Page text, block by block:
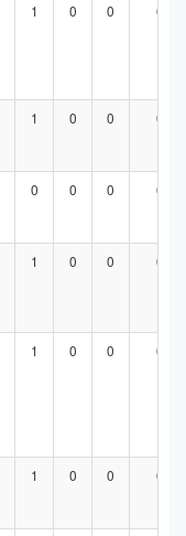
1 0 0 0
1 0 0 0
0 0 0 0
1 0 0 0
1 0 0 0
1 0 0 0